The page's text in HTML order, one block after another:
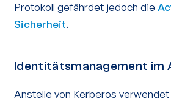
Protokoll gefährdet jedoch die
Sicherheit.
Identitätsmanagement im
Anstelle von Kerberos